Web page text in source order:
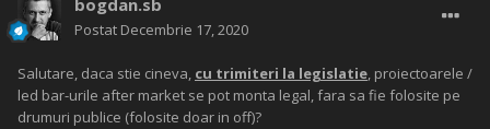
bogdan.sb
Postat Decembrie 17, 2020
Salutare, daca stie cineva, cu trimiteri la legislatie, proiectoarele /
led bar-urile after market se pot monta legal, fara sa fie folosite pe
drumuri publice (folosite doar in off)?